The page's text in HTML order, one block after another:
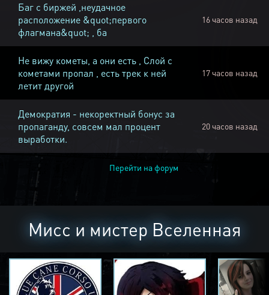
Баг с биржей ,неудачное
расположение &quot;первого
флагмана&quot; , ба
16 часов назад
Не вижу кометы, а они есть , Слой с
кометами пропал , есть трек к ней
летит другой
17 часов назад
Демократия - некоректный бонус за
пропаганду, совсем мал процент
выработки.
20 часов назад
Перейти на форум
Мисс и мистер Вселенная